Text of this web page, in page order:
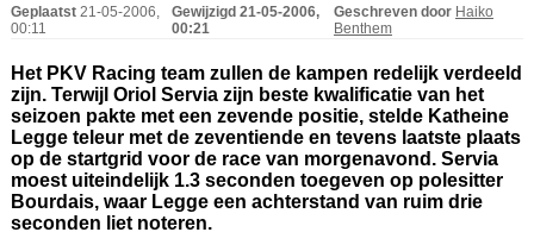
Geplaatst 21-05-2006,
00:11
Gewijzigd 21-05-2006,
00:21
Geschreven door Haiko
Benthem
Het PKV Racing team zullen de kampen redelijk verdeeld
zijn. Terwijl Oriol Servia zijn beste kwalificatie van het
seizoen pakte met een zevende positie, stelde Katheine
Legge teleur met de zeventiende en tevens laatste plaats
op de startgrid voor de race van morgenavond. Servia
moest uiteindelijk 1.3 seconden toegeven op polesitter
Bourdais, waar Legge een achterstand van ruim drie
seconden liet noteren.